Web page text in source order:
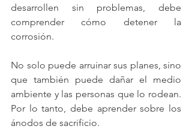
desarrollen sin problemas, debe
comprender cómo detener la
corrosión.
No solo puede arruinar sus planes, sino
que también puede dañar el medio
ambiente y las personas que lo rodean.
Por lo tanto, debe aprender sobre los
ánodos de sacrificio.